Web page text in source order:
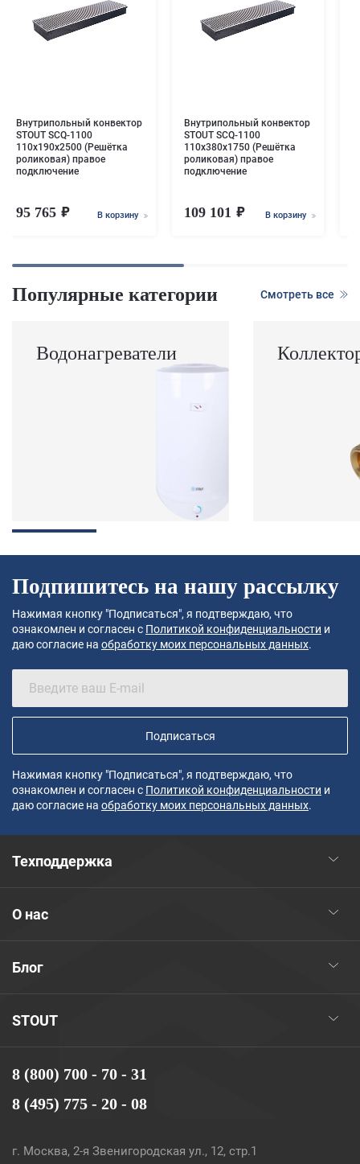
Внутрипольный конвектор
STOUT SCQ-1100
110х190х2500 (Решётка
роликовая) правое
подключение
95 765 В корзину
Внутрипольный конвектор
STOUT SCQ-1100
110х380х1750 (Решётка
роликовая) правое
подключение
109 101 В корзину
Популярные категории Смотреть все
Водонагреватели
Подпишитесь на нашу рассылку
Нажимая кнопку "Подписаться", я подтверждаю, что
ознакомлен и согласен с Политикой конфиденциальности и
даю согласие на обработку моих персональных данных.
Подписаться
Нажимая кнопку "Подписаться", я подтверждаю, что
ознакомлен и согласен с Политикой конфиденциальности и
даю согласие на обработку моих персональных данных.
8 (800) 700 - 70 - 31
8 (495) 775 - 20 - 08
г. Москва, 2-я Звенигородская ул., 12, стр.1
STOUT
Блог
О нас
Техподдержка